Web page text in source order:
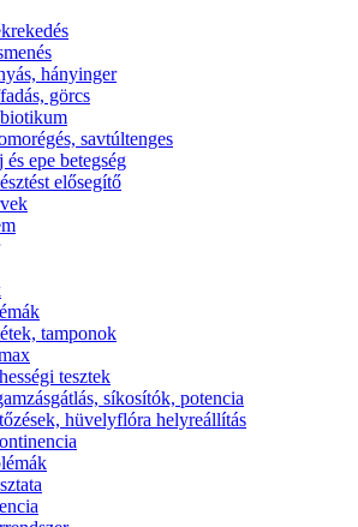
hányinger
görcs
savtúltenges
és epe betegség
elősegítő
tamponok
tesztek
síkosítók, potencia
hüvelyflóra helyreállítás